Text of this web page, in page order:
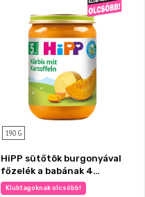
190 G
HiPP sütőtök burgonyával
főzelék a babának 4
hónapos kortól 190 g
Klubtagoknak olcsóbb!